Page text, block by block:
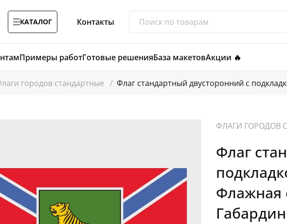
КАТАЛОГ Контакты
Примеры работГотовые решенияБаза макетовАкции 🔥
городов стандартные / Флаг стандартный двусторонний с
ФЛАГИ ГОРОДОВ
Флаг
Флажная